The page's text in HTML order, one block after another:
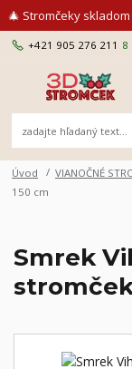
🎄 Stromčeky
+421 905 276 211 8
Úvod VIANOČNÉ
150 cm
Smrek